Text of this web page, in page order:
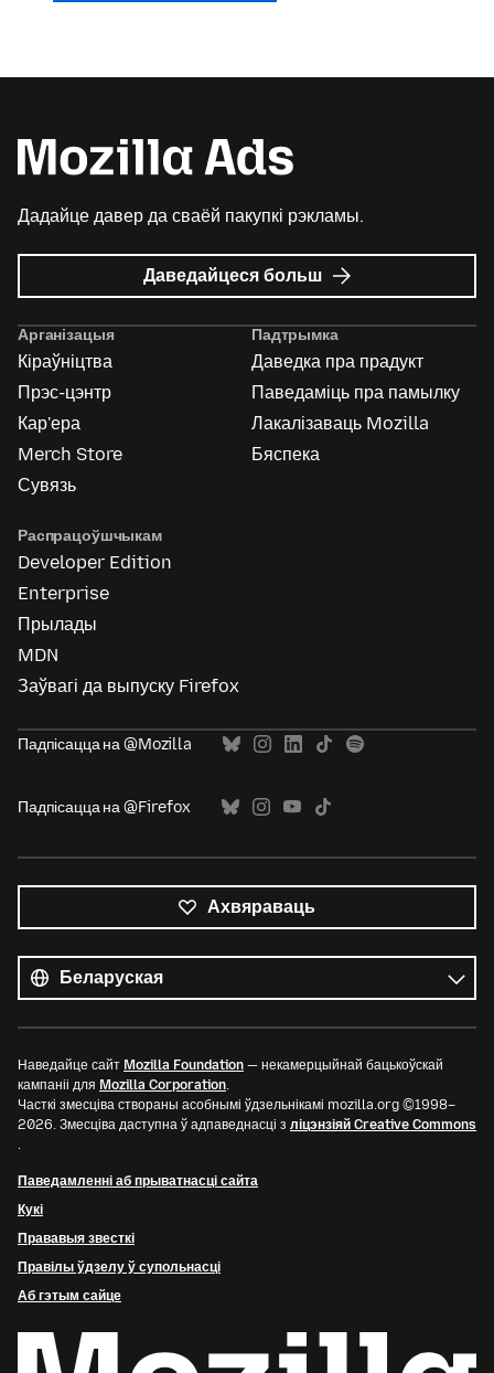
Дадайце давер да сваёй пакупкі рэкламы.
Даведайцеся больш пра
Mozilla
Арганізацыя
Кіраўніцтва
Прэс-цэнтр
Кар'ера
Merch Store
Сувязь
Падтрымка
Даведка пра прадукт
Паведаміць пра памылку
Лакалізаваць Mozilla
Бяспека
Распрацоўшчыкам
Developer Edition
Enterprise
Прылады
MDN
Заўвагі да выпуску Firefox
Падпісацца на @Mozilla
Падпісацца на @Firefox
Ахвяраваць
мовы
Мова
Наведайце сайт Mozilla Foundation — некамерцыйнай бацькоўскай
кампаніі для Mozilla Corporation.
Часткі змесціва створаны асобнымі ўдзельнікамі mozilla.org ©1998–
2026. Змесціва даступна ў адпаведнасці з ліцэнзіяй Creative Commons
.
Паведамленні аб прыватнасці сайта
Кукі
Прававыя звесткі
Правілы ўдзелу ў супольнасці
Аб гэтым сайце